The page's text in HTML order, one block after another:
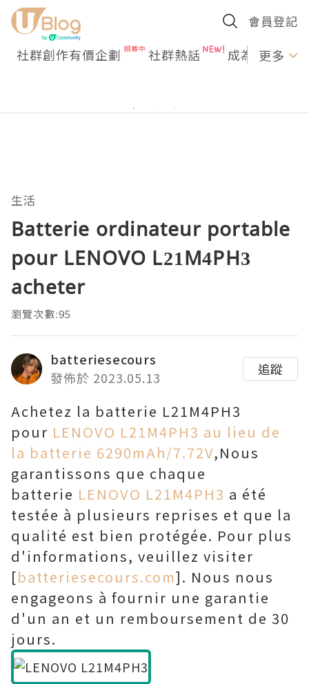
會員登記
社群創作有價企劃 社群熱話 成為U更多
生活
Batterie ordinateur portable
pour LENOVO L21M4PH3
acheter
瀏覽次數:95
batteriesecours
發佈於 2023.05.13
追蹤
Achetez la batterie L21M4PH3
pour LENOVO L21M4PH3 au lieu de
la batterie 6290mAh/7.72V,Nous
garantissons que chaque
batterie LENOVO L21M4PH3 a été
testée à plusieurs reprises et que la
qualité est bien protégée. Pour plus
d'informations, veuillez visiter
[batteriesecours.com]. Nous nous
engageons à fournir une garantie
d'un an et un remboursement de 30
jours.